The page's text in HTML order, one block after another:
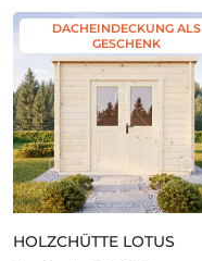
DACHEINDECKUNG ALS
GESCHENK
HOLZCHÜTTE LOTUS